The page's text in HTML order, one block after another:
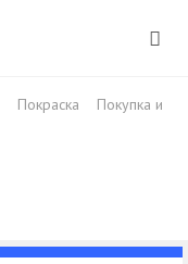
Покраска Покупка и